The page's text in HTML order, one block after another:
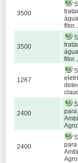
3500
fitor...
3500
fitor...
1267
2400
para
2400
para